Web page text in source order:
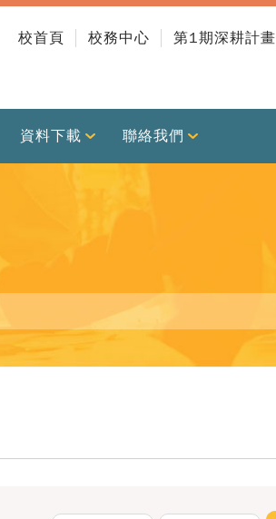
校首頁 校務中心 第1期深耕計畫
資料下載 聯絡我們